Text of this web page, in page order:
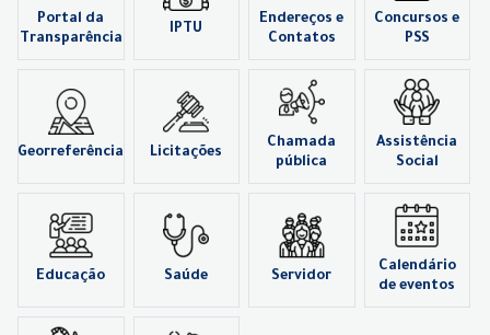
Portal da
Transparência
IPTU
Endereços e
Contatos
Concursos e
PSS
Georreferência Licitações
Chamada
pública
Assistência
Social
Educação Saúde Servidor
Calendário
de eventos